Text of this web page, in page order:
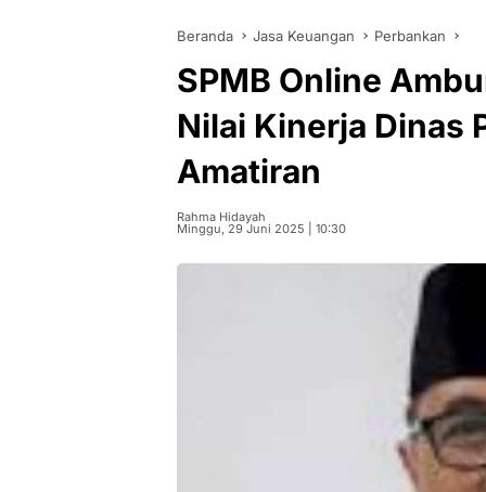
Beranda Jasa Keuangan Perbankan
SPMB Online
Nilai Kinerja Dinas
Amatiran
Rahma Hidayah
Minggu, 29 Juni 2025 | 10:30